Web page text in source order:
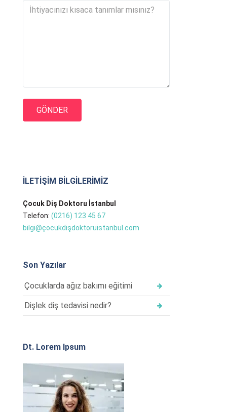
İLETİŞİM BİLGİLERİMİZ
Çocuk Diş Doktoru İstanbul
Telefon: (0216) 123 45 67
bilgi@çocukdişdoktoruistanbul.com
Son Yazılar
Çocuklarda ağız bakımı eğitimi
Dişlek diş tedavisi nedir?
Dt. Lorem Ipsum